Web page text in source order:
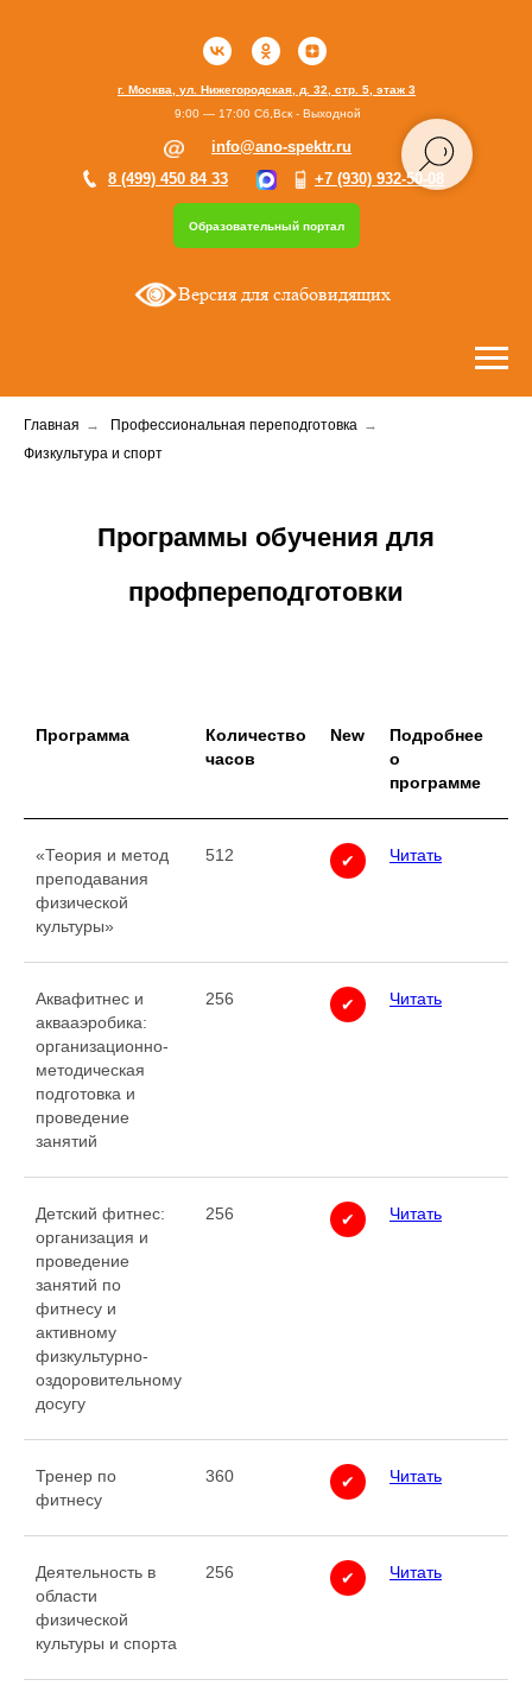
Образовательный портал
г. Москва, ул. Нижегородская, д. 32, стр. 5, этаж 3
+7 (930) 932-50-08
8 (499) 450 84 33
info@ano-spektr.ru
9:00 — 17:00 Сб,Вск - Выходной
Версия для слабовидящих
Главная → Профессиональная переподготовка →
Физкультура и спорт
Программы обучения для
профпереподготовки
Программа
Количество
часов
New
Подробнее
о
программе
«Теория и метод
преподавания
физической
культуры»
512 ✔ Читать
Аквафитнес и
аквааэробика:
организационно-
методическая
подготовка и
проведение
занятий
256 ✔ Читать
Детский фитнес:
организация и
проведение
занятий по
фитнесу и
активному
физкультурно-
оздоровительному
досугу
256 ✔ Читать
Тренер по
фитнесу
360 ✔ Читать
Деятельность в
области
физической
культуры и спорта
256 ✔ Читать